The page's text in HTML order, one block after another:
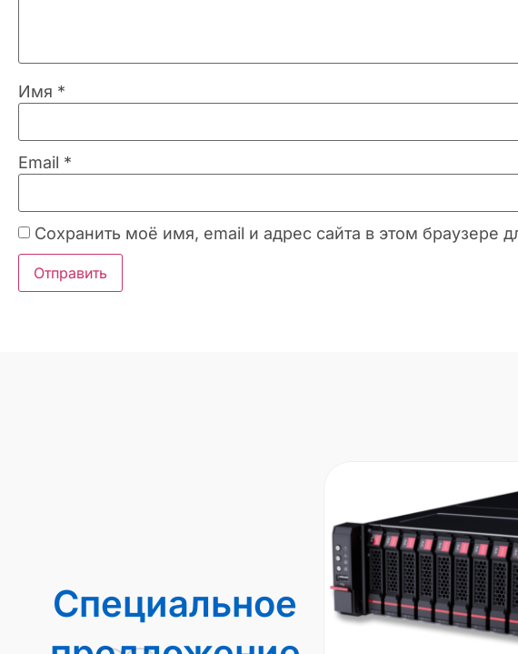
Имя *
Email *
Сохранить моё имя, email и адрес сайта в этом браузере
Специальное